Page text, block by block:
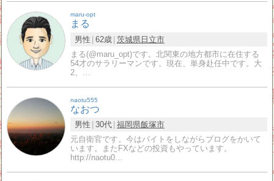
maru-opt
まる
男性 62歳 茨城県 日立市
まる(@maru_opt)です。北関東の地方都市に在住する
54才のサラリーマンです。現在、単身赴任中です。大
2、…
naotu555
なおつ
男性 30代 福岡県飯塚市
元自衛官です。今はバイトをしながらブログをかいて
います。またFXなどの投資もやっています。
http://naotu0…